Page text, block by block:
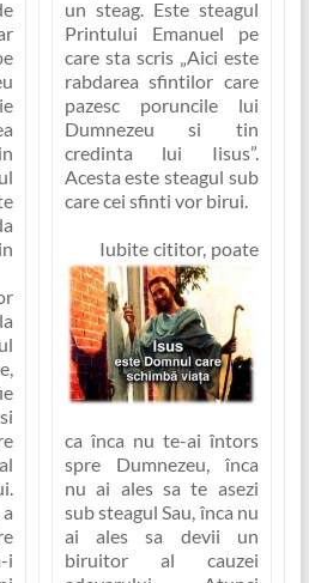
i
un steag. Este steagul
Printului Emanuel pe
care sta scris „Aici este
rabdarea sfintilor care
pazesc poruncile lui
Dumnezeu si tin
credinta lui Iisus”.
Acesta este steagul sub
care cei sfinti vor birui.
Iubite cititor, poate
ca înca nu te-ai întors
spre Dumnezeu, înca
nu ai ales sa te asezi
sub steagul Sau, înca nu
ai ales sa devii un
biruitor al cauzei